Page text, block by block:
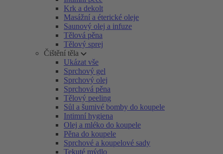
Krk a dekolt
Masážní a éterické oleje
Saunový olej a infuze
Tělová pěna
Tělový sprej
Čištění těla
Ukázat vše
Sprchový gel
Sprchový olej
Sprchová pěna
Tělový peeling
Sůl a šumivé bomby do koupele
Intimní hygiena
Olej a mléko do koupele
Pěna do koupele
Sprchové a koupelové sady
Tekuté mýdlo